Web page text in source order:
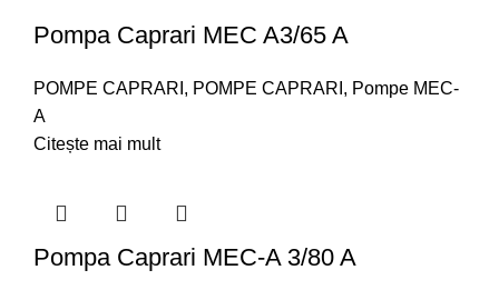
Pompa Caprari MEC A3/65 A
POMPE CAPRARI , POMPE CAPRARI , Pompe MEC-
A
Citește mai mult
Pompa Caprari MEC-A 3/80 A